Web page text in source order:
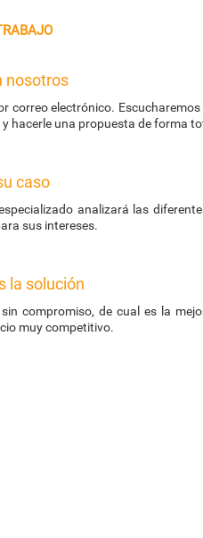
nosotros
correo electrónico.
y hacerle una propuesta de forma
caso
analizará las
sus intereses.
la solución
compromiso, de cual es la
muy competitivo.